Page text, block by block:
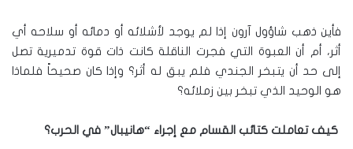
فأين ذهب شاؤول آرون إذا لم يوجد لأشلائه أو دمائه أو سلاحه أي
أثر، أم أن العبوة التي فجرت الناقلة كانت ذات قوة تدميرية تصل
إلى حد أن يتبخر الجندي فلم يبق له أثر؟ وإذا كان صحيحاً فلماذا
هو الوحيد الذي تبخر بين زملائه؟
كيف تعاملت كتائب القسام مع إجراء “هانيبال” في الحرب؟